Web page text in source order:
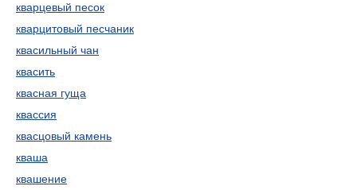
кварцевый песок
кварцитовый песчаник
квасильный чан
квасить
квасная гуща
квассия
квасцовый камень
кваша
квашение